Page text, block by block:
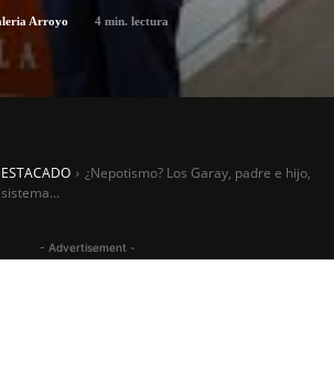
Arroyo 4 min. lectura
¿Nepotismo? Los Garay, padre e hijo,
- Advertisement -